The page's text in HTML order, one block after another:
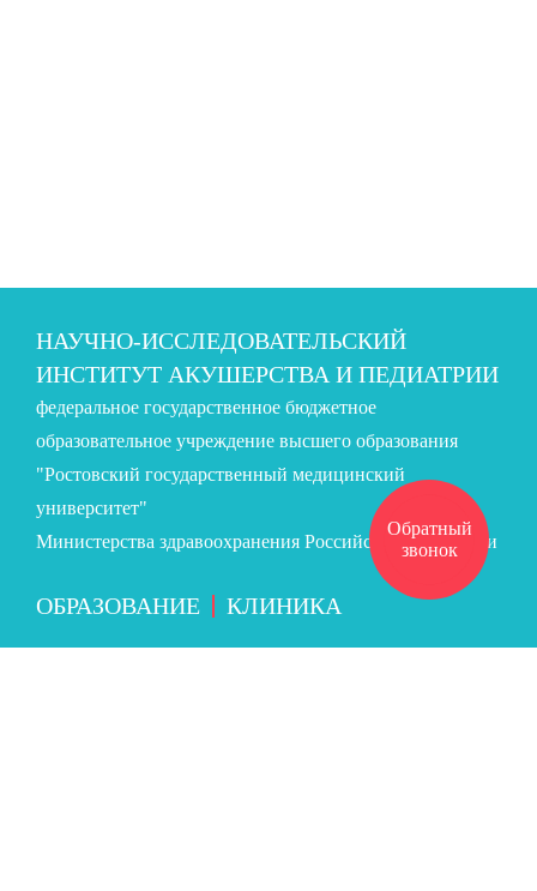
НАУЧНО-ИССЛЕДОВАТЕЛЬСКИЙ
ИНСТИТУТ АКУШЕРСТВА И ПЕДИАТРИИ
федеральное государственное бюджетное
образовательное учреждение высшего образования
"Ростовский государственный медицинский
университет"
Министерства здравоохранения Российской Федерации
ОБРАЗОВАНИЕ КЛИНИКА
Обратный
звонок